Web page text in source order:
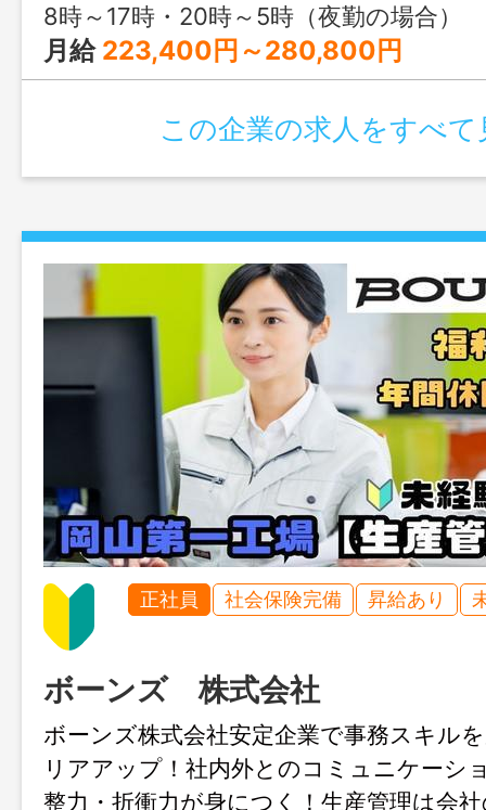
8時～17時・20時～5時（夜勤の場合）
月給 223,400円～280,800円
この企業の求人をすべて
正社員 社会保険完備 昇給あり
ボーンズ 株式会社
ボーンズ株式会社安定企業で事務スキル
リアアップ！社内外とのコミュニケーシ
整力・折衝力が身につく！生産管理は会